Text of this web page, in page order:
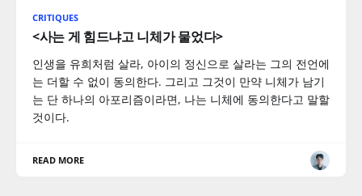
CRITIQUES
<사는 게 힘드냐고 니체가 물었다>
인생을 유희처럼 살라, 아이의 정신으로 살라는 그의 전언에
는 더할 수 없이 동의한다. 그리고 그것이 만약 니체가 남기
는 단 하나의 아포리즘이라면, 나는 니체에 동의한다고 말할
것이다.
READ MORE